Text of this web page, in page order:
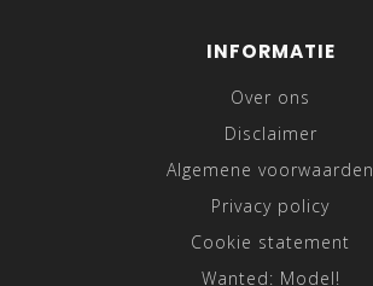
INFORMATIE
Over ons
Disclaimer
Algemene voorwaarden
Privacy policy
Cookie statement
Wanted: Model!